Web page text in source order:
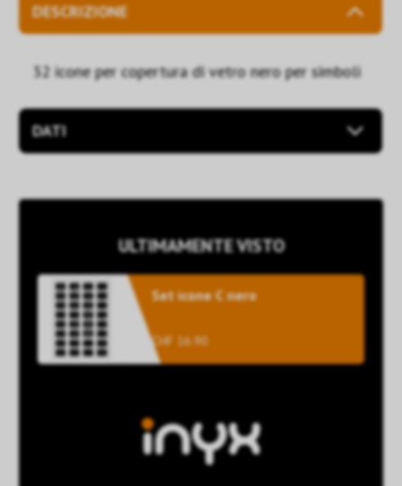
DESCRIZIONE
32 icone per copertura di vetro nero per simboli
DATI
ULTIMAMENTE VISTO
Set icone C nero
CHF 16.90